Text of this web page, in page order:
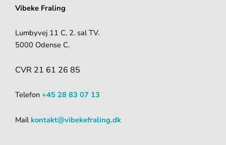
Vibeke Fraling
Lumbyvej 11 C, 2. sal TV.
5000 Odense C.
CVR 21 61 26 85
Telefon +45 28 83 07 13
Mailkontakt@vibekefraling.dk